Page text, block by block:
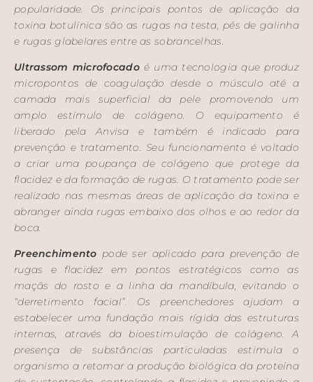
popularidade. Os principais pontos de aplicação da
toxina botulínica são as rugas na testa, pés de galinha
e rugas glabelares entre as sobrancelhas.
Ultrassom microfocadoé uma tecnologia que produz
micropontos de coagulação desde o músculo até a
camada mais superficial da pele promovendo um
amplo estímulo de colágeno. O equipamento é
liberado pela Anvisa e também é indicado para
prevenção e tratamento. Seu funcionamento é voltado
a criar uma poupança de colágeno que protege da
flacidez e da formação de rugas. O tratamento pode ser
realizado nas mesmas áreas de aplicação da toxina e
abranger ainda rugas embaixo dos olhos e ao redor da
boca.
Preenchimento pode ser aplicado para prevenção de
rugas e flacidez em pontos estratégicos como as
maçãs do rosto e a linha da mandíbula, evitando o
“derretimento facial”. Os preenchedores ajudam a
estabelecer uma fundação mais rígida das estruturas
internas, através da bioestimulação de colágeno. A
presença de substâncias particuladas estimula o
organismo a retomar a produção biológica da proteína